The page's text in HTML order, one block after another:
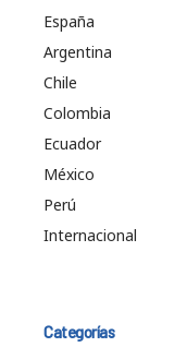
España
Argentina
Chile
Colombia
Ecuador
México
Perú
Internacional
Categorías